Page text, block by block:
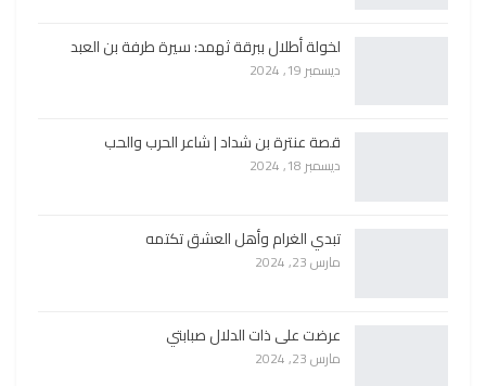
لخولة أطلال ببرقة ثهمد: سيرة طرفة بن العبد
ديسمبر 19, 2024
قصة عنترة بن شداد | شاعر الحرب والحب
ديسمبر 18, 2024
تبدي الغرام وأهل العشق تكتمه
مارس 23, 2024
عرضت على ذات الدلال صبابتي
مارس 23, 2024